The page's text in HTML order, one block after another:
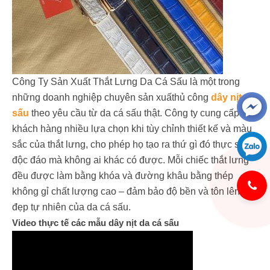
Công Ty Sản Xuất Thắt Lưng Da Cá Sấu là một trong
những doanh nghiệp chuyên sản xuấthủ công dây nịt cá
sấu theo yêu cầu từ da cá sấu thật. Công ty cung cấp cho
khách hàng nhiều lựa chọn khi tùy chỉnh thiết kế và màu
sắc của thắt lưng, cho phép họ tạo ra thứ gì đó thực sự
độc đáo mà không ai khác có được. Mỗi chiếc thắt lưng
đều được làm bằng khóa và đường khâu bằng thép
không gỉ chất lượng cao – đảm bảo độ bền và tôn lên vẻ
đẹp tự nhiên của da cá sấu.
Video thực tế các mẫu dây nịt da cá sấu